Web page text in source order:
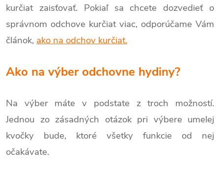
kurčiat zaisťovať. Pokiaľ sa chcete dozvedieť o
správnom odchove kurčiat viac, odporúčame Vám
článok, ako na odchov kurčiat.
Ako na výber odchovne hydiny?
Na výber máte v podstate z troch možností.
Jednou zo zásadných otázok pri výbere umelej
kvočky bude, ktoré všetky funkcie od nej
očakávate.